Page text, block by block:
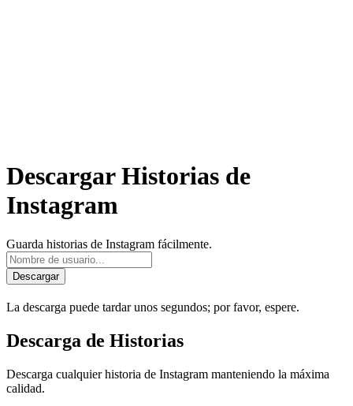
Descargar Historias de
Instagram
Guarda historias de Instagram fácilmente.
Descargar
La descarga puede tardar unos segundos; por favor, espere.
Descarga de Historias
Descarga cualquier historia de Instagram manteniendo la máxima
calidad.